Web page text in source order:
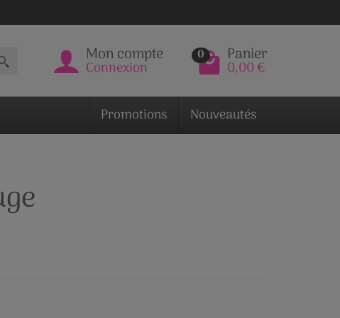
Mon compte
Connexion
0 Panier
0,00 €
Promotions Nouveautés